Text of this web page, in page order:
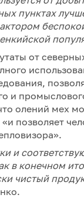
пунктах
от
и
олений мех
позволяет
и
в конечном
чистый